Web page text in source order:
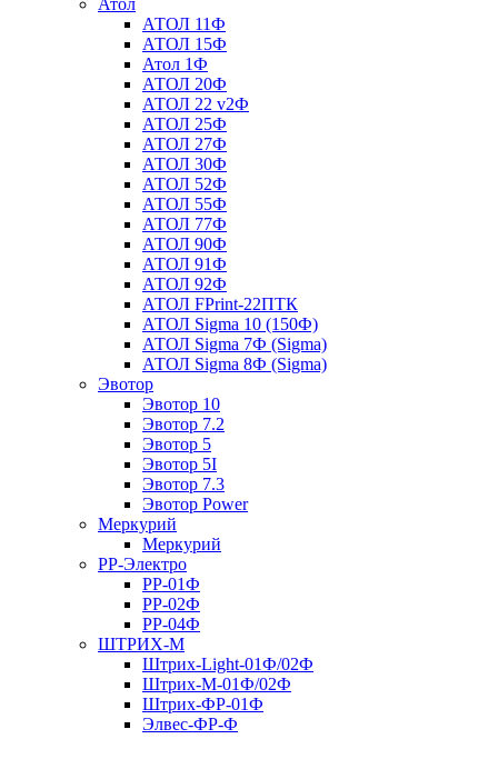
АТОЛ 11Ф
АТОЛ 15Ф
Атол 1Ф
АТОЛ 20Ф
АТОЛ 22 v2Ф
АТОЛ 25Ф
АТОЛ 27Ф
АТОЛ 30Ф
АТОЛ 52Ф
АТОЛ 55Ф
АТОЛ 77Ф
АТОЛ 90Ф
АТОЛ 91Ф
АТОЛ 92Ф
АТОЛ FPrint-22ПТК
АТОЛ Sigma 10 (150Ф)
АТОЛ Sigma 7Ф (Sigma)
АТОЛ Sigma 8Ф (Sigma)
Эвотор
Эвотор 10
Эвотор 7.2
Эвотор 5
Эвотор 5I
Эвотор 7.3
Эвотор Power
Меркурий
Меркурий
РР-Электро
РР-01Ф
РР-02Ф
РР-04Ф
ШТРИХ-М
Штрих-Light-01Ф/02Ф
Штрих-М-01Ф/02Ф
Штрих-ФР-01Ф
Элвес-ФР-Ф